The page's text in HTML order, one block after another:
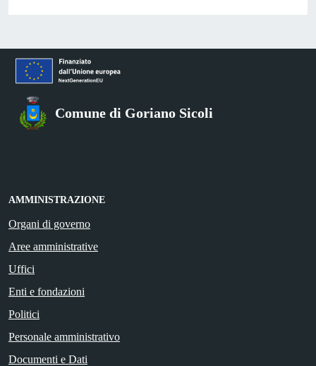
Comune di Goriano Sicoli
AMMINISTRAZIONE
Organi di governo
Aree amministrative
Uffici
Enti e fondazioni
Politici
Personale amministrativo
Documenti e Dati